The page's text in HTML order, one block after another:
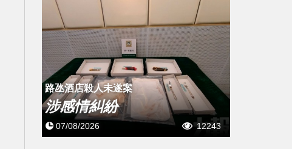
路氹酒店殺人未遂案
涉感情糾紛
07/08/2026 12243